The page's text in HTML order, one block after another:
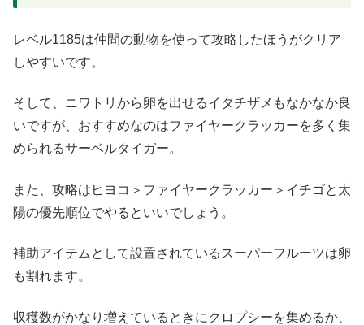
レベル1185は仲間の動物を使って攻略したほうがクリア
しやすいです。
そして、ニワトリから卵を出せるイタチザメもなかなか良
いですが、おすすめなのはファイヤークラッカーを多く集
められるサーベルタイガー。
また、攻略はヒヨコ＞ファイヤークラッカー＞イチゴと太
陽の優先順位でやるといいでしょう。
補助アイテムとして設置されているスーパーフルーツは卵
も割れます。
収穫数がかなり増えているときにクロプシーを集めるか、